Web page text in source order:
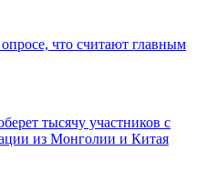
что считают главным
тысячу участников с
из Монголии и Китая